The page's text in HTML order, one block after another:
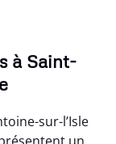
à Saint-
sur-l’Isle